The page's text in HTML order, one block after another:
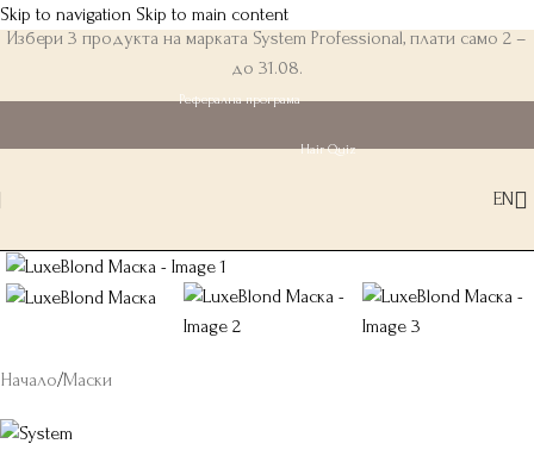
Skip to navigation Skip to main content
Избери 3 продукта на марката System Professional, плати само 2 –
до 31.08.
Реферална програма
Hair Quiz
EN
Начало/Маски